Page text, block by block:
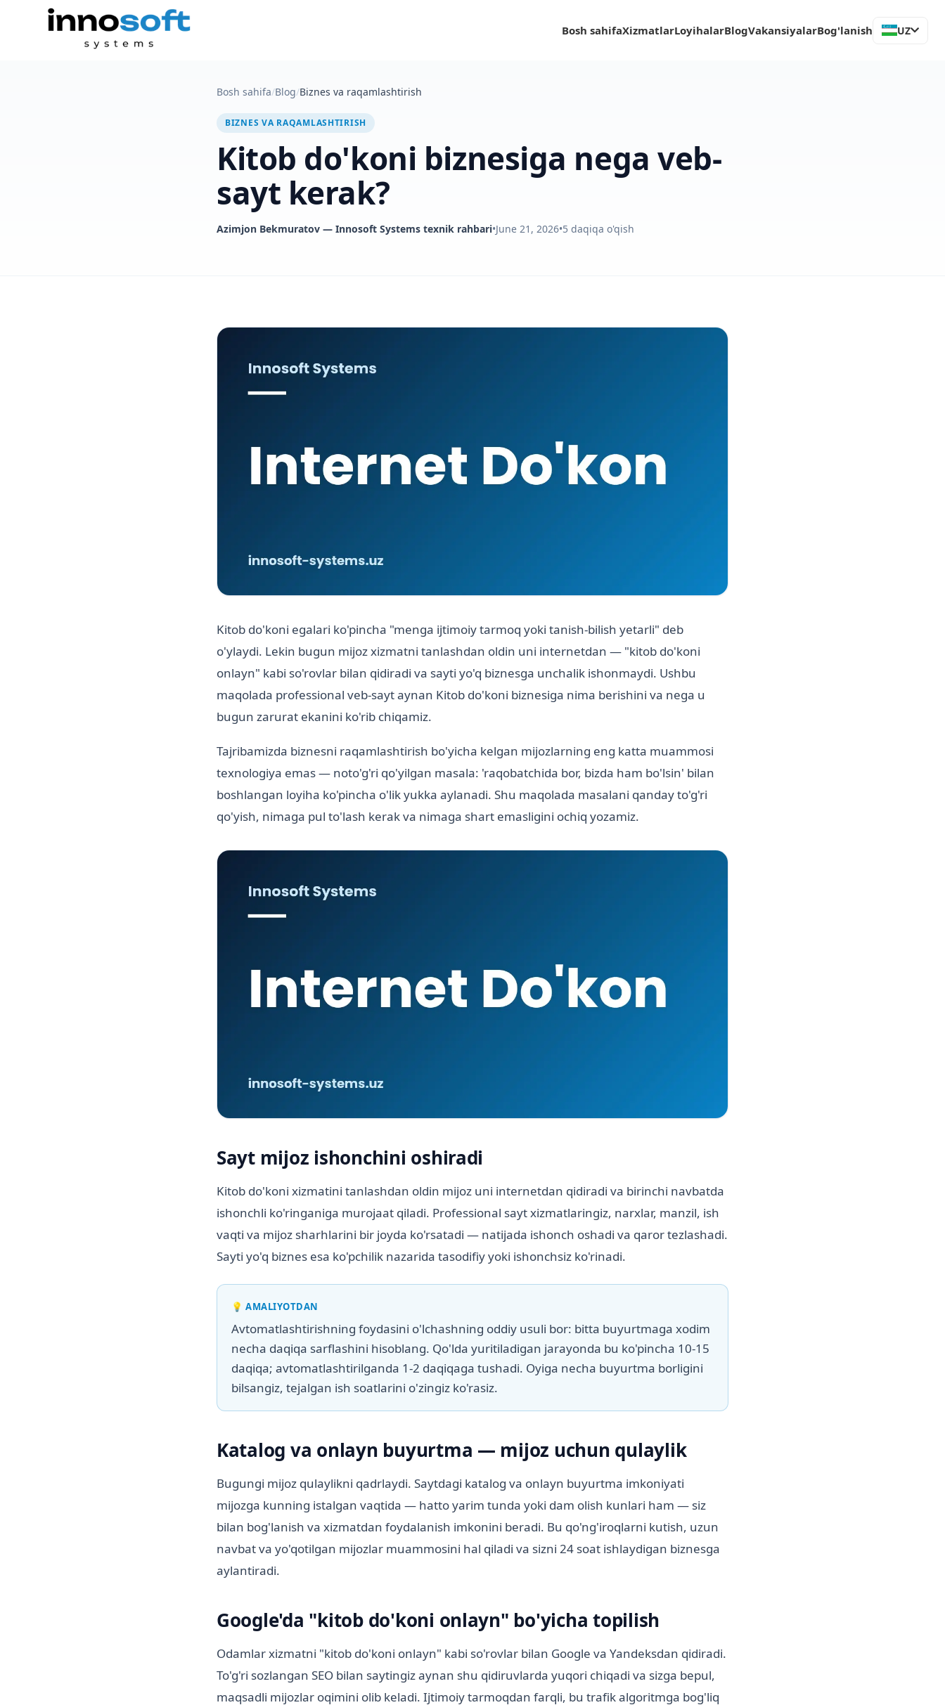
Bosh sahifaXizmatlarLoyihalarBlogVakansiyalarBog'lanish UZ
Bosh sahifa/Blog/Biznes va raqamlashtirish
BIZNES VA RAQAMLASHTIRISH
Kitob do'koni biznesiga nega veb-
sayt kerak?
Azimjon Bekmuratov — Innosoft Systems texnik rahbari•June 21, 2026•5 daqiqa o'qish
Kitob do'koni egalari ko'pincha "menga ijtimoiy tarmoq yoki tanish-bilish yetarli" deb
o'ylaydi. Lekin bugun mijoz xizmatni tanlashdan oldin uni internetdan — "kitob do'koni
onlayn" kabi so'rovlar bilan qidiradi va sayti yo'q biznesga unchalik ishonmaydi. Ushbu
maqolada professional veb-sayt aynan Kitob do'koni biznesiga nima berishini va nega u
bugun zarurat ekanini ko'rib chiqamiz.
Tajribamizda biznesni raqamlashtirish bo'yicha kelgan mijozlarning eng katta muammosi
texnologiya emas — noto'g'ri qo'yilgan masala: 'raqobatchida bor, bizda ham bo'lsin' bilan
boshlangan loyiha ko'pincha o'lik yukka aylanadi. Shu maqolada masalani qanday to'g'ri
qo'yish, nimaga pul to'lash kerak va nimaga shart emasligini ochiq yozamiz.
Sayt mijoz ishonchini oshiradi
Kitob do'koni xizmatini tanlashdan oldin mijoz uni internetdan qidiradi va birinchi navbatda
ishonchli ko'ringaniga murojaat qiladi. Professional sayt xizmatlaringiz, narxlar, manzil, ish
vaqti va mijoz sharhlarini bir joyda ko'rsatadi — natijada ishonch oshadi va qaror tezlashadi.
Sayti yo'q biznes esa ko'pchilik nazarida tasodifiy yoki ishonchsiz ko'rinadi.
💡AMALIYOTDAN
Avtomatlashtirishning foydasini o'lchashning oddiy usuli bor: bitta buyurtmaga xodim
necha daqiqa sarflashini hisoblang. Qo'lda yuritiladigan jarayonda bu ko'pincha 10-15
daqiqa; avtomatlashtirilganda 1-2 daqiqaga tushadi. Oyiga necha buyurtma borligini
bilsangiz, tejalgan ish soatlarini o'zingiz ko'rasiz.
Katalog va onlayn buyurtma — mijoz uchun qulaylik
Bugungi mijoz qulaylikni qadrlaydi. Saytdagi katalog va onlayn buyurtma imkoniyati
mijozga kunning istalgan vaqtida — hatto yarim tunda yoki dam olish kunlari ham — siz
bilan bog'lanish va xizmatdan foydalanish imkonini beradi. Bu qo'ng'iroqlarni kutish, uzun
navbat va yo'qotilgan mijozlar muammosini hal qiladi va sizni 24 soat ishlaydigan biznesga
aylantiradi.
Google'da "kitob do'koni onlayn" bo'yicha topilish
Odamlar xizmatni "kitob do'koni onlayn" kabi so'rovlar bilan Google va Yandeksdan qidiradi.
To'g'ri sozlangan SEO bilan saytingiz aynan shu qidiruvlarda yuqori chiqadi va sizga bepul,
maqsadli mijozlar oqimini olib keladi. Ijtimoiy tarmoqdan farqli, bu trafik algoritmga bog'liq